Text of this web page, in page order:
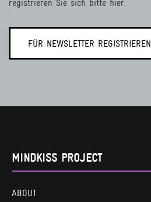
registrieren Sie sich bitte hier.
FÜR NEWSLETTER REGISTRIEREN
MINDKISS PROJECT
ABOUT